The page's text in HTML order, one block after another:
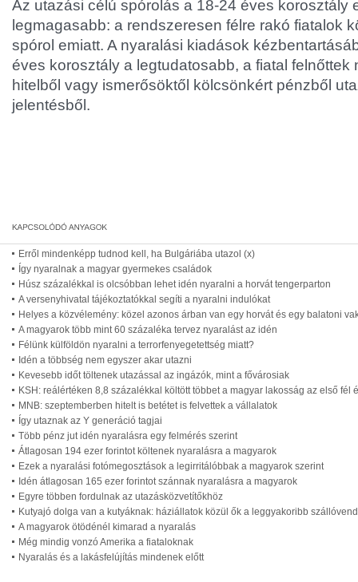
Az utazási célú spórolás a 18-24 éves korosztály
legmagasabb: a rendszeresen félre rakó fiatalok
spórol emiatt. A nyaralási kiadások
éves korosztály a legtudatosabb, a fiatal felnőttek
hitelből vagy ismerősöktől kölcsönkért pénzből
jelentésből.
Erről mindenképp tudnod kell, ha Bulgáriába utazol (x)
Így nyaralnak a magyar gyermekes családok
Húsz százalékkal is olcsóbban lehet idén nyaralni a horvát tengerparton
A versenyhivatal tájékoztatókkal segíti a nyaralni indulókat
Helyes a közvélemény: közel azonos árban van egy horvát és egy balatoni
A magyarok több mint 60 százaléka tervez nyaralást az idén
Félünk külföldön nyaralni a terrorfenyegetettség miatt?
Idén a többség nem egyszer akar utazni
Kevesebb időt töltenek utazással az ingázók, mint a fővárosiak
KSH: reálértéken 8,8 százalékkal költött többet a magyar lakosság az első fél
MNB: szeptemberben hitelt is betétet is felvettek a vállalatok
Így utaznak az Y generáció tagjai
Több pénz jut idén nyaralásra egy felmérés szerint
Átlagosan 194 ezer forintot költenek nyaralásra a magyarok
Ezek a nyaralási fotómegosztások a legirritálóbbak a magyarok szerint
Idén átlagosan 165 ezer forintot szánnak nyaralásra a magyarok
Egyre többen fordulnak az utazásközvetítőkhöz
Kutyajó dolga van a kutyáknak: háziállatok közül ők a leggyakoribb
A magyarok ötödénél kimarad a nyaralás
Még mindig vonzó Amerika a fiataloknak
Nyaralás és a lakásfelújítás mindenek előtt